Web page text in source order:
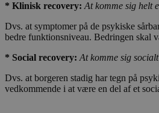
* Klinisk recovery: At komme sig helt
Dvs. at symptomer på de psykiske
bedre funktionsniveau. Bedringen skal
* Social recovery: At komme sig socialt
Dvs. at borgeren stadig har tegn på
vedkommende i at være en del af et